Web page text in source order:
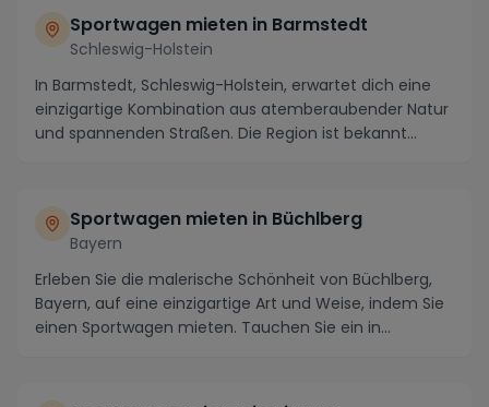
Sportwagen mieten in Barmstedt
Schleswig-Holstein
In Barmstedt, Schleswig-Holstein, erwartet dich eine
einzigartige Kombination aus atemberaubender Natur
und spannenden Straßen. Die Region ist bekannt...
Sportwagen mieten in Büchlberg
Bayern
Erleben Sie die malerische Schönheit von Büchlberg,
Bayern, auf eine einzigartige Art und Weise, indem Sie
einen Sportwagen mieten. Tauchen Sie ein in...